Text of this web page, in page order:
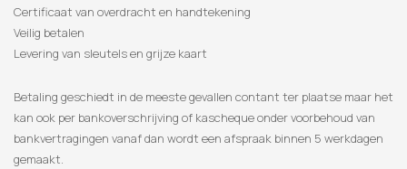
Certificaat van overdracht en handtekening
Veilig betalen
Levering van sleutels en grijze kaart
Betaling geschiedt in de meeste gevallen contant ter plaatse maar het
kan ook per bankoverschrijving of kascheque onder voorbehoud van
bankvertragingen vanaf dan wordt een afspraak binnen 5 werkdagen
gemaakt.